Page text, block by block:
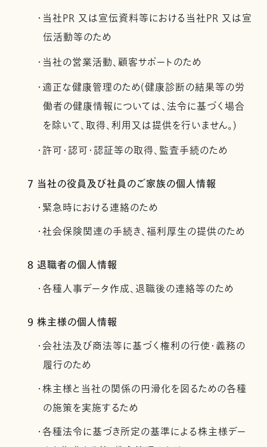
・当社PR 又は宣伝資料等における当社PR 又は宣
伝活動等のため
・当社の営業活動、顧客サポートのため
・適正な健康管理のため(健康診断の結果等の労
働者の健康情報については、法令に基づく場合
を除いて、取得、利用又は提供を行いません。)
・許可・認可・認証等の取得、監査手続のため
7 当社の役員及び社員のご家族の個人情報
・緊急時における連絡のため
・社会保険関連の手続き、福利厚生の提供のため
8 退職者の個人情報
・各種人事データ作成、退職後の連絡等のため
9 株主様の個人情報
・会社法及び商法等に基づく権利の行使・義務の
履行のため
・株主様と当社の関係の円滑化を図るための各種
の施策を実施するため
・各種法令に基づき所定の基準による株主様デー